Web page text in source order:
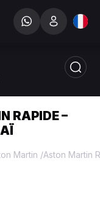
RAPIDE –
Martin /Aston Martin